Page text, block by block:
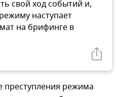
свой ход событий и,
наступает
на брифинге в
режима